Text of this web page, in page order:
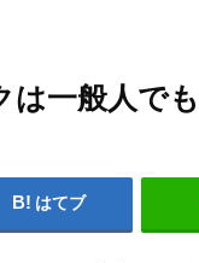
一般人で
はてブ